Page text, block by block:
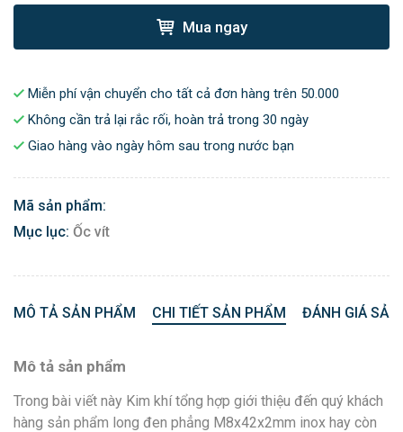
Mua ngay
Miễn phí vận chuyển cho tất cả đơn hàng trên 50.000
Không cần trả lại rắc rối, hoàn trả trong 30 ngày
Giao hàng vào ngày hôm sau trong nước bạn
Mã sản phẩm:
Mục lục: Ốc vít
MÔ TẢ SẢN PHẨM CHI TIẾT SẢN PHẨM ĐÁNH GIÁ
Mô tả sản phẩm
Trong bài viết này Kim khí tổng hợp giới thiệu đến quý khách
hàng sản phẩm long đen phẳng M8x42x2mm inox hay còn